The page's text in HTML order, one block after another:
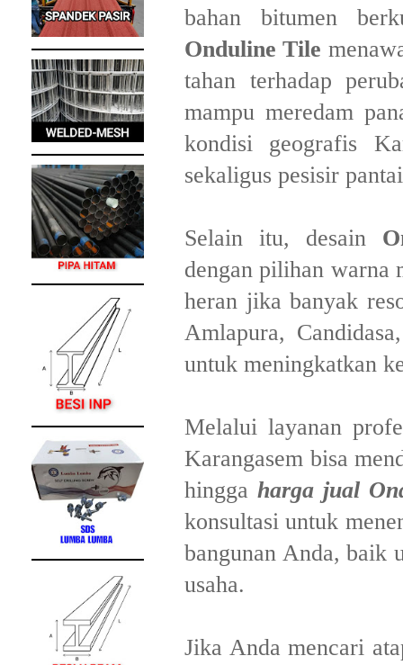
bahan bitumen
Onduline Tile
tahan terhadap
mampu meredam
kondisi geografis
sekaligus pesisir
Selain itu, desain
dengan pilihan warna
heran jika banyak
Amlapura,
untuk meningkatkan
Melalui layanan
Karangasem bisa
hingga harga jual
konsultasi untuk
bangunan Anda, baik
usaha.
Jika Anda mencari